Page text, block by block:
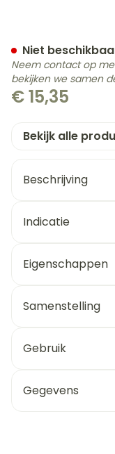
€ 15,35
Niet
Neem contact op
bekijken we samen
Bekijk alle
Beschrijving
Indicatie
Eigenschappen
Samenstelling
Gebruik
Gegevens